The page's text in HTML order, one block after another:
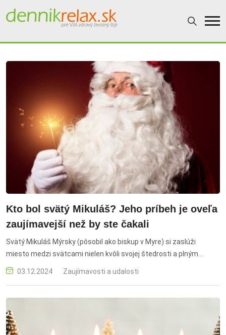
Dennikrelax
Kto bol svätý Mikuláš? Jeho príbeh je oveľa
zaujímavejší než by ste čakali
Svätý Mikuláš Mýrsky (pôsobil ako biskup v Myre) si zaslúži
miesto medzi svätcami nielen kvôli svojej štedrosti a plným
mikulášskym čižmičkám. Jeho príbeh je oveľa zaujímavejší.
03.12.2024 Zaujímavosti a udalosti